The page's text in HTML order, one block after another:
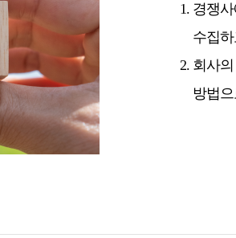
경쟁
수집
회사
방법